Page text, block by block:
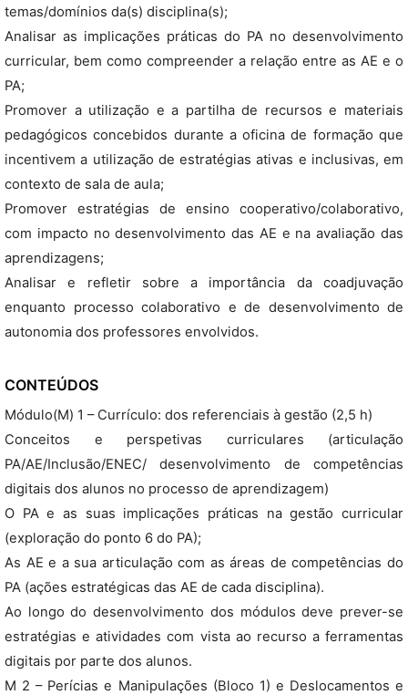
temas/domínios da(s) disciplina(s);
Analisar as implicações práticas do PA no desenvolvimento
curricular, bem como compreender a relação entre as AE e o
PA;
Promover a utilização e a partilha de recursos e materiais
pedagógicos concebidos durante a oficina de formação que
incentivem a utilização de estratégias ativas e inclusivas, em
contexto de sala de aula;
Promover estratégias de ensino cooperativo/colaborativo,
com impacto no desenvolvimento das AE e na avaliação das
aprendizagens;
Analisar e refletir sobre a importância da coadjuvação
enquanto processo colaborativo e de desenvolvimento de
autonomia dos professores envolvidos.
CONTEÚDOS
Módulo(M) 1 – Currículo: dos referenciais à gestão (2,5 h)
Conceitos e perspetivas curriculares (articulação
PA/AE/Inclusão/ENEC/ desenvolvimento de competências
digitais dos alunos no processo de aprendizagem)
O PA e as suas implicações práticas na gestão curricular
(exploração do ponto 6 do PA);
As AE e a sua articulação com as áreas de competências do
PA (ações estratégicas das AE de cada disciplina).
Ao longo do desenvolvimento dos módulos deve prever-se
estratégias e atividades com vista ao recurso a ferramentas
digitais por parte dos alunos.
M 2 – Perícias e Manipulações (Bloco 1) e Deslocamentos e